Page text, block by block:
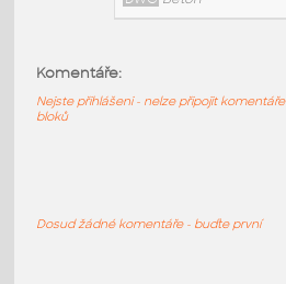
DWG Beton
DWG Beton
Komentáře:
Nejste přihlášeni - nelze připojit komentáře
bloků
Dosud žádné komentáře - buďte první